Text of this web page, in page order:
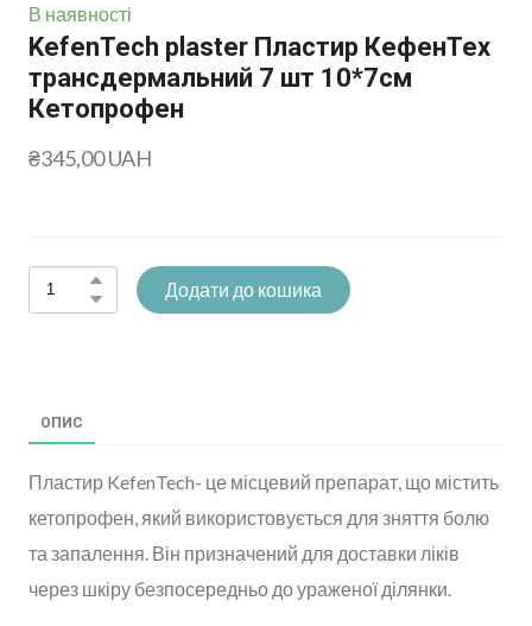
В наявності
KefenTech plaster Пластир КефенТех
трансдермальний 7 шт 10*7см
Кетопрофен
₴345,00 UAH
Додати до кошика
ОПИС
Пластир KefenTech- це місцевий препарат, що містить
кетопрофен, який використовується для зняття болю
та запалення. Він призначений для доставки ліків
через шкіру безпосередньо до ураженої ділянки.